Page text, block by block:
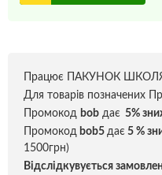
Працює ПАКУНОК
Для товарів позначених
Промокод bob дає 5%
Промокод bob5 дає 5 %
1500грн)
Відслідкувується